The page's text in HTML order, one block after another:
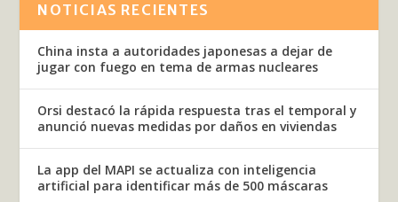
NOTICIAS RECIENTES
China insta a autoridades japonesas a dejar de
jugar con fuego en tema de armas nucleares
Orsi destacó la rápida respuesta tras el temporal y
anunció nuevas medidas por daños en viviendas
La app del MAPI se actualiza con inteligencia
artificial para identificar más de 500 máscaras